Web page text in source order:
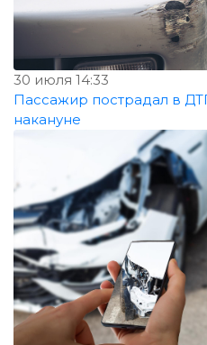
30 июля 14:33
Пассажир пострадал в
накануне